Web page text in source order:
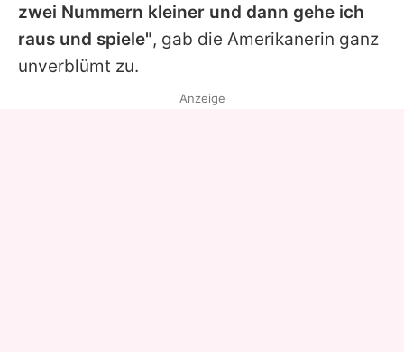
zwei Nummern kleiner und dann gehe ich
raus und spiele", gab die Amerikanerin ganz
unverblümt zu.
Anzeige